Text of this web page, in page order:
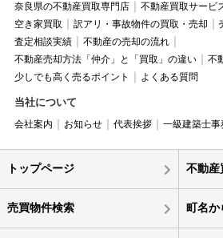
奈良県の不動産買取専門店 不動産買取サービ
空き家買取
訳アリ・事故物件の買取・売却
査定相談実績
不動産の売却の流れ
不動産売却方法「仲介」と「買取」の違い
不
少しでも高く売るポイント
よくある質問
当社について
会社案内 お知らせ 代表挨拶 一級建築士
トップページ 不動産
売買物件検索 町名か